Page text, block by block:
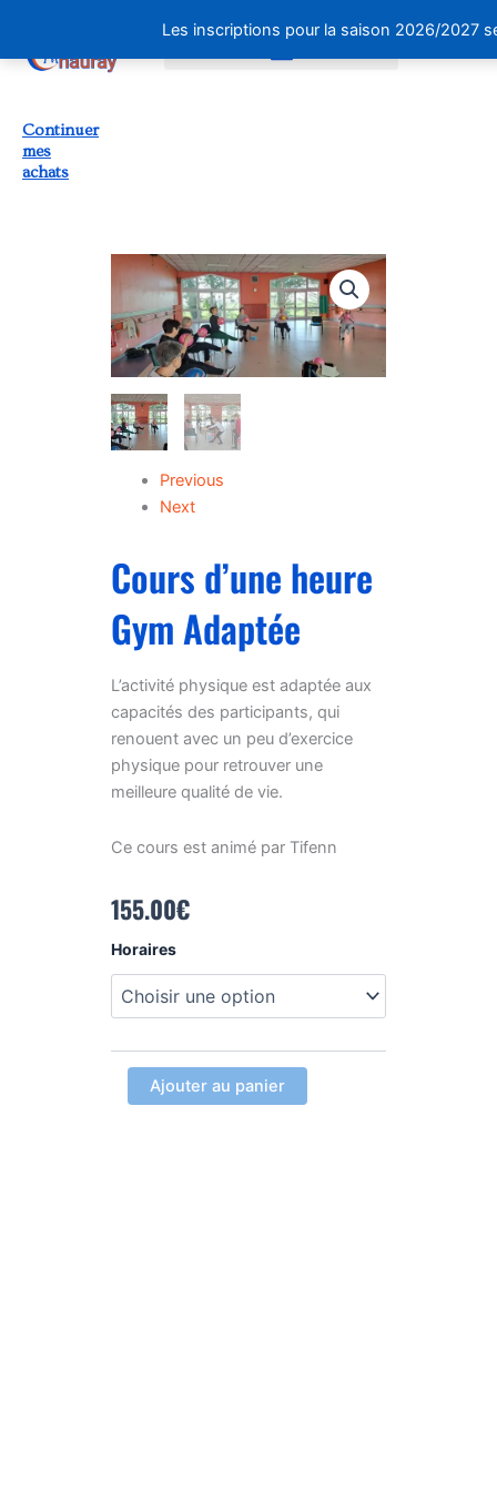
Les inscriptions pour la saison 2026/2027
Continuer
mes
achats
Previous
Next
Cours d’une heure
Gym Adaptée
L’activité physique est adaptée aux
capacités des participants, qui
renouent avec un peu d’exercice
physique pour retrouver une
meilleure qualité de vie.
Ce cours est animé par Tifenn
155.00€
Horaires
quantité
Cours
Gym
Adaptée
Ajouter au panier